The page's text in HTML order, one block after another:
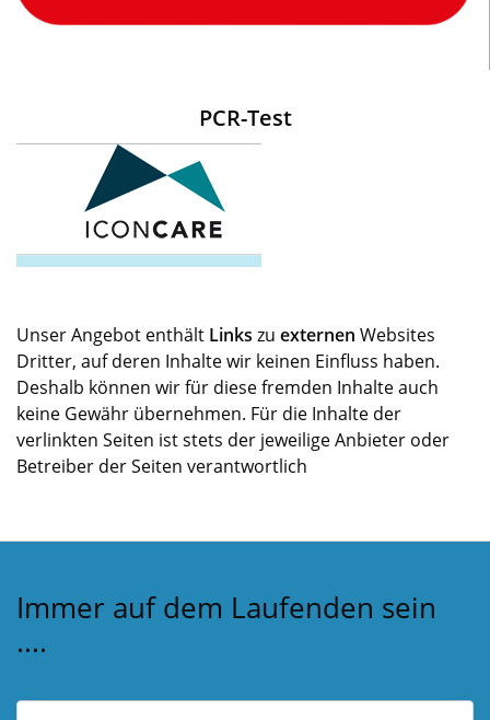
PCR-Test
Unser Angebot enthält Links zu externen Websites
Dritter, auf deren Inhalte wir keinen Einfluss haben.
Deshalb können wir für diese fremden Inhalte auch
keine Gewähr übernehmen. Für die Inhalte der
verlinkten Seiten ist stets der jeweilige Anbieter oder
Betreiber der Seiten verantwortlich
Immer auf dem Laufenden sein
....